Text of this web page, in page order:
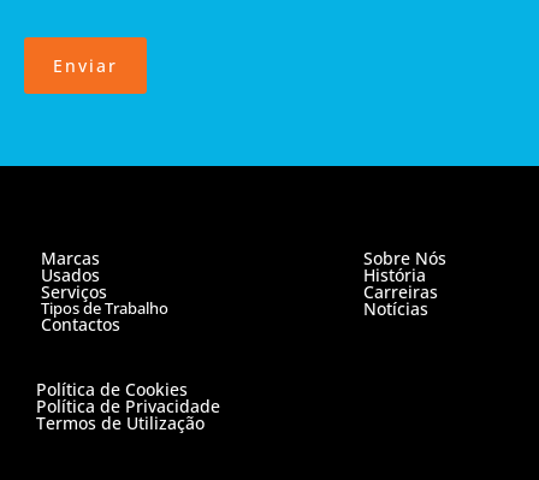
Enviar
Marcas
Usados
Serviços
Tipos de Trabalho
Contactos
Sobre Nós
História
Carreiras
Notícias
Política de Cookies
Política de Privacidade
Termos de Utilização